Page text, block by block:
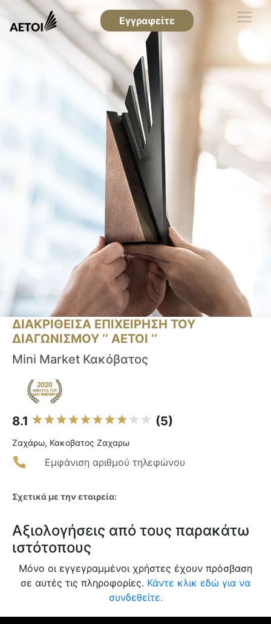
Εγγραφείτε
ΔΙΑΚΡΙΘΕΙΣΑ ΕΠΙΧΕΙΡΗΣΗ ΤΟΥ
ΔΙΑΓΩΝΙΣΜΟΥ ‘’ ΑΕΤΟΙ ‘’
Mini Market Κακόβατος
8.1 (5)
Ζαχάρω, Κακοβατος Ζαχαρω
Εμφάνιση αριθμού τηλεφώνου
Σχετικά με την εταιρεία:
Αξιολογήσεις από τους παρακάτω
ιστότοπους
Μόνο οι εγγεγραμμένοι χρήστες έχουν πρόσβαση
σε αυτές τις πληροφορίες. Κάντε κλικ εδώ για να
συνδεθείτε.